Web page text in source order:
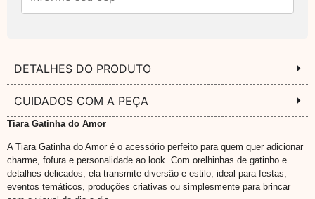
DETALHES DO PRODUTO
CUIDADOS COM A PEÇA
Tiara Gatinha do Amor
A Tiara Gatinha do Amor é o acessório perfeito para quem quer adicionar
charme, fofura e personalidade ao look. Com orelhinhas de gatinho e
detalhes delicados, ela transmite diversão e estilo, ideal para festas,
eventos temáticos, produções criativas ou simplesmente para brincar